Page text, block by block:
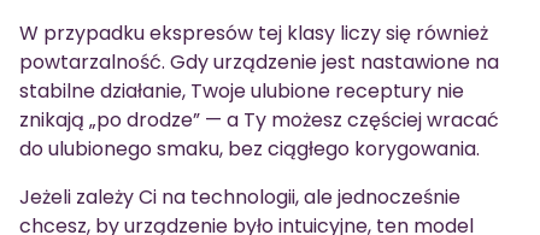
W przypadku ekspresów tej klasy liczy się również
powtarzalność. Gdy urządzenie jest nastawione na
stabilne działanie, Twoje ulubione receptury nie
znikają „po drodze” — a Ty możesz częściej wracać
do ulubionego smaku, bez ciągłego korygowania.
Jeżeli zależy Ci na technologii, ale jednocześnie
chcesz, by urządzenie było intuicyjne, ten model